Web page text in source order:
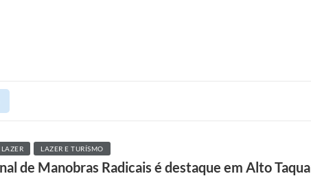
LAZER LAZER E TURÍSMO
de Manobras Radicais é destaque em Alto